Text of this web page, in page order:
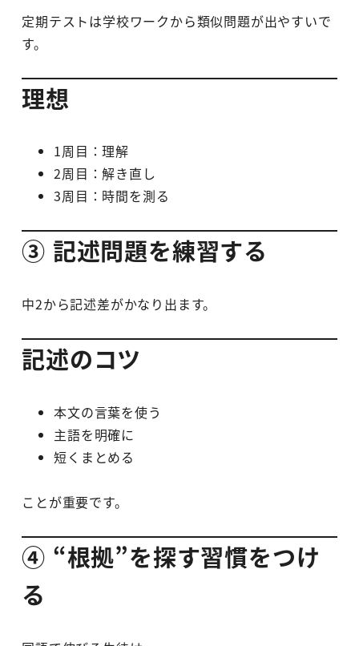
定期テストは学校ワークから類似問題が出やすいで
す。
理想
1周目：理解
2周目：解き直し
3周目：時間を測る
③ 記述問題を練習する
中2から記述差がかなり出ます。
記述のコツ
本文の言葉を使う
主語を明確に
短くまとめる
ことが重要です。
④ “根拠”を探す習慣をつけ
る